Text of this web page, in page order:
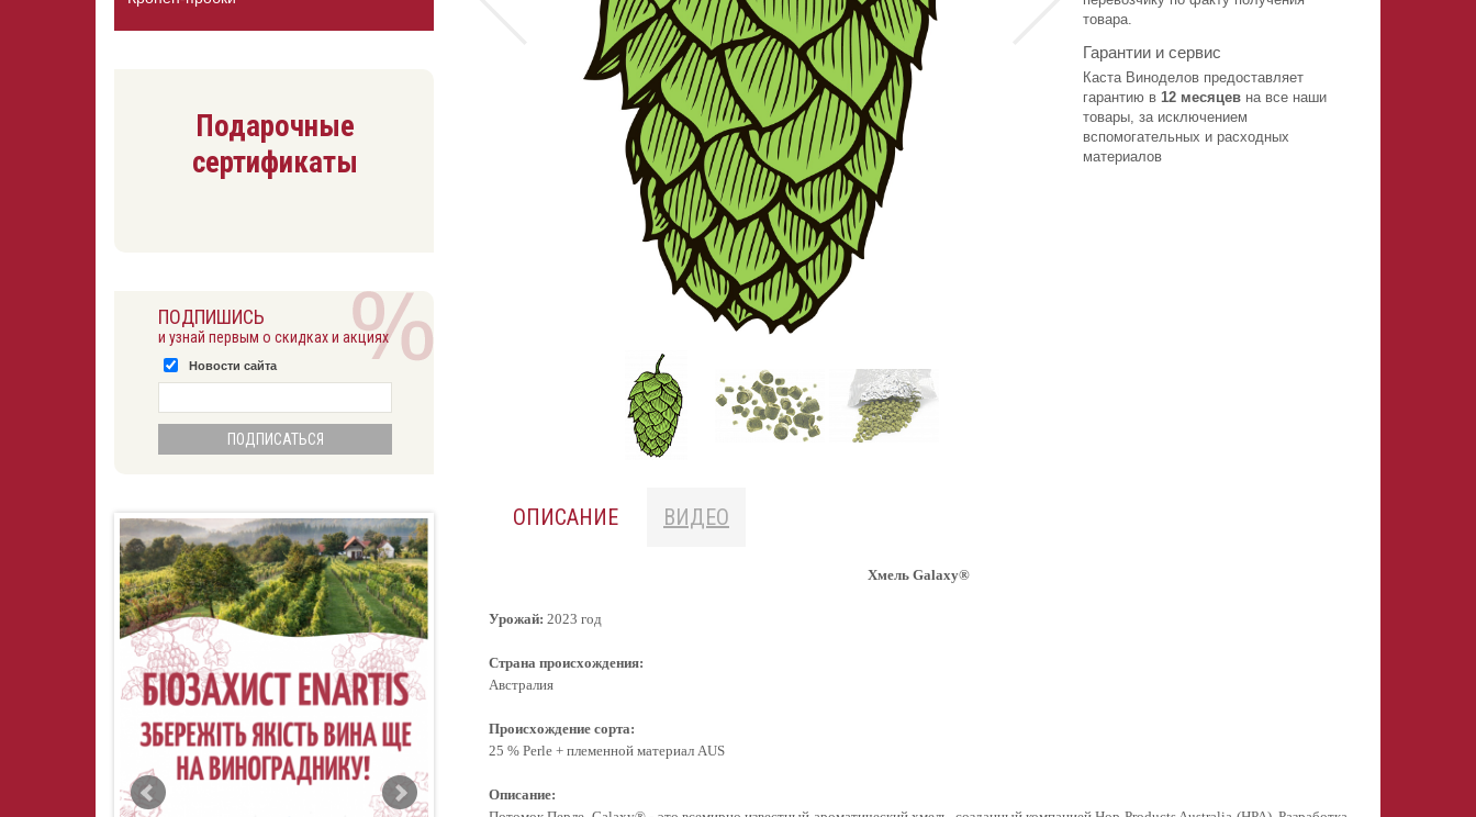
товара.
Гарантии и сервис
Каста Виноделов предоставляет
гарантию в12 месяцев на все наши
товары, за исключением
вспомогательных и расходных
материалов
ОПИСАНИЕ ВИДЕО
Хмель Galaxy®
Урожай: 2023 год
Страна происхождения:
Австралия
Происхождение сорта:
25 % Perle + племенной материал AUS
Описание:
Подарочные
сертификаты
ПОДПИШИСЬ
и узнай первым о скидках и акциях
Новости сайта